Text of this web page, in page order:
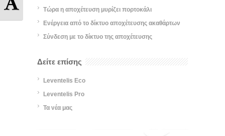
Γκρι
Μεγέθους
Γραμμάτων
Τώρα η αποχέτευση μυρίζει πορτοκάλι
Ενέργεια από το δίκτυο αποχέτευσης ακαθάρτων
Σύνδεση με το δίκτυο της αποχέτευσης
Δείτε επίσης
Leventelis Eco
Leventelis Pro
Τα νέα μας